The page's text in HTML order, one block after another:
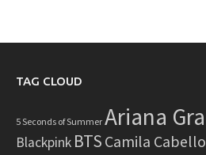
TAG CLOUD
5 Seconds of Summer Ariana
Blackpink BTS Camila Cabello